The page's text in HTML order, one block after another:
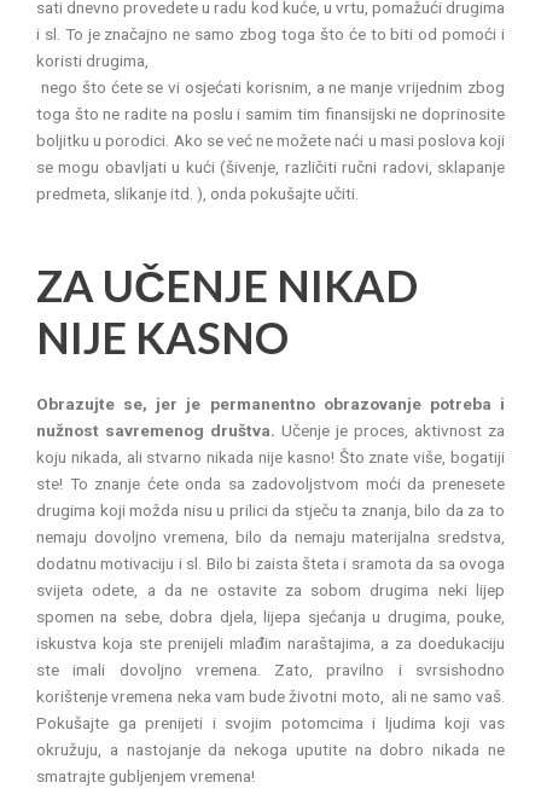
sati dnevno provedete u radu kod kuće, u vrtu, pomažući drugima
i sl. To je značajno ne samo zbog toga što će to biti od pomoći i
koristi drugima,
nego što ćete se vi osjećati korisnim, a ne manje vrijednim zbog
toga što ne radite na poslu i samim tim finansijski ne doprinosite
boljitku u porodici. Ako se već ne možete naći u masi poslova koji
se mogu obavljati u kući (šivenje, različiti ručni radovi, sklapanje
predmeta, slikanje itd. ), onda pokušajte učiti.
ZA UČENJE NIKAD
NIJE KASNO
Obrazujte se, jer je permanentno obrazovanje potreba i
nužnost savremenog društva. Učenje je proces, aktivnost za
koju nikada, ali stvarno nikada nije kasno! Što znate više, bogatiji
ste! To znanje ćete onda sa zadovoljstvom moći da prenesete
drugima koji možda nisu u prilici da stječu ta znanja, bilo da za to
nemaju dovoljno vremena, bilo da nemaju materijalna sredstva,
dodatnu motivaciju i sl. Bilo bi zaista šteta i sramota da sa ovoga
svijeta odete, a da ne ostavite za sobom drugima neki lijep
spomen na sebe, dobra djela, lijepa sjećanja u drugima, pouke,
iskustva koja ste prenijeli mlađim naraštajima, a za doedukaciju
ste imali dovoljno vremena. Zato, pravilno i svrsishodno
korištenje vremena neka vam bude životni moto, ali ne samo vaš.
Pokušajte ga prenijeti i svojim potomcima i ljudima koji vas
okružuju, a nastojanje da nekoga uputite na dobro nikada ne
smatrajte gubljenjem vremena!